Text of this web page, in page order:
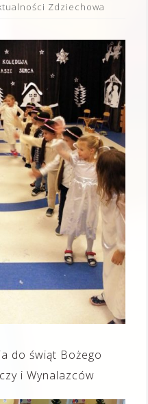
Zdziechowa
do świąt Bożego
i Wynalazców